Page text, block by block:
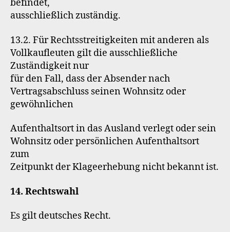
befindet,
ausschließlich zuständig.
13.2. Für Rechtsstreitigkeiten mit anderen als
Vollkaufleuten gilt die ausschließliche
Zuständigkeit nur
für den Fall, dass der Absender nach
Vertragsabschluss seinen Wohnsitz oder
gewöhnlichen
Aufenthaltsort in das Ausland verlegt oder sein
Wohnsitz oder persönlichen Aufenthaltsort
zum
Zeitpunkt der Klageerhebung nicht bekannt ist.
14. Rechtswahl
Es gilt deutsches Recht.